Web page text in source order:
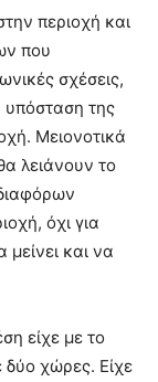
περιοχή και
που
σχέσεις,
υπόσταση της
Μειονοτικά
λειάνουν το
όχι για
μείνει και να
είχε με το
χώρες. Είχε